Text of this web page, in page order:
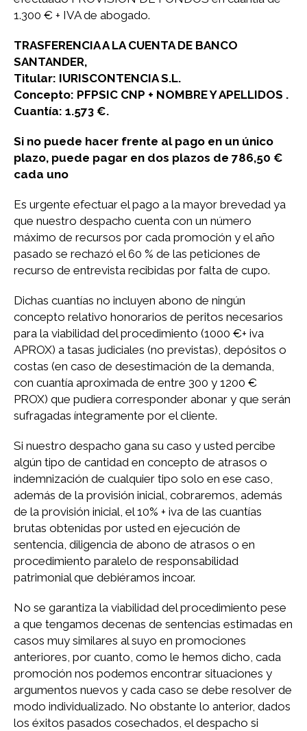
1.300 € + IVA de abogado.
TRASFERENCIA A LA CUENTA DE BANCO
SANTANDER,
Titular: IURISCONTENCIA S.L.
Concepto: PFPSIC CNP + NOMBRE Y APELLIDOS .
Cuantía: 1.573 €.
Si no puede hacer frente al pago en un único
plazo, puede pagar en dos plazos de 786,50 €
cada uno
Es urgente efectuar el pago a la mayor brevedad ya
que nuestro despacho cuenta con un número
máximo de recursos por cada promoción y el año
pasado se rechazó el 60 % de las peticiones de
recurso de entrevista recibidas por falta de cupo.
Dichas cuantías no incluyen abono de ningún
concepto relativo honorarios de peritos necesarios
para la viabilidad del procedimiento (1000 €+ iva
APROX) a tasas judiciales (no previstas), depósitos o
costas (en caso de desestimación de la demanda,
con cuantía aproximada de entre 300 y 1200 €
PROX) que pudiera corresponder abonar y que serán
sufragadas íntegramente por el cliente.
Si nuestro despacho gana su caso y usted percibe
algún tipo de cantidad en concepto de atrasos o
indemnización de cualquier tipo solo en ese caso,
además de la provisión inicial, cobraremos, además
de la provisión inicial, el 10% + iva de las cuantías
brutas obtenidas por usted en ejecución de
sentencia, diligencia de abono de atrasos o en
procedimiento paralelo de responsabilidad
patrimonial que debiéramos incoar.
No se garantiza la viabilidad del procedimiento pese
a que tengamos decenas de sentencias estimadas en
casos muy similares al suyo en promociones
anteriores, por cuanto, como le hemos dicho, cada
promoción nos podemos encontrar situaciones y
argumentos nuevos y cada caso se debe resolver de
modo individualizado. No obstante lo anterior, dados
los éxitos pasados cosechados, el despacho si